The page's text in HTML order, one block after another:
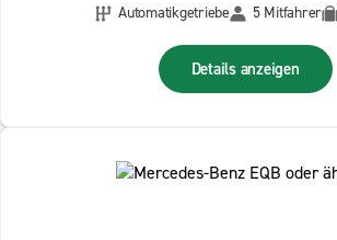
Automatikgetriebe
5 Mitfahrer
Details anzeigen